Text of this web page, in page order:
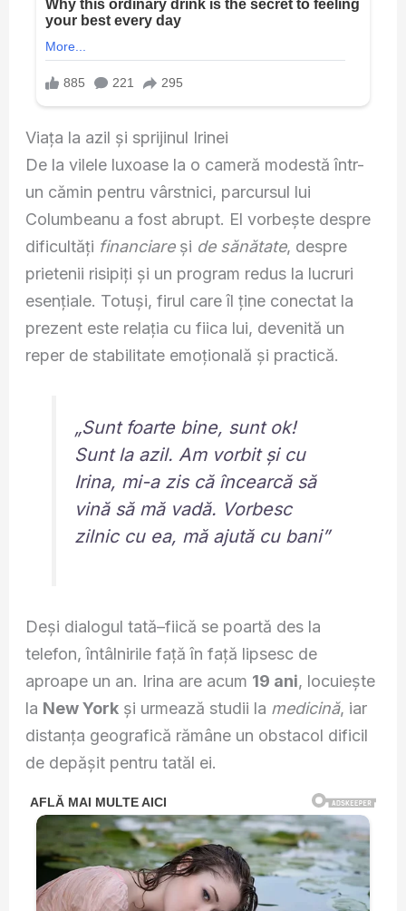
Viața la azil și sprijinul Irinei
De la vilele luxoase la o cameră modestă într-
un cămin pentru vârstnici, parcursul lui
Columbeanu a fost abrupt. El vorbește despre
dificultăți financiareși de sănătate, despre
prietenii risipiți și un program redus la lucruri
esențiale. Totuși, firul care îl ține conectat la
prezent este relația cu fiica lui, devenită un
reper de stabilitate emoțională și practică.
„Sunt foarte bine, sunt ok!
Sunt la azil. Am vorbit și cu
Irina, mi-a zis că încearcă să
vină să mă vadă. Vorbesc
zilnic cu ea, mă ajută cu bani”
Deși dialogul tată–fiică se poartă des la
telefon, întâlnirile față în față lipsesc de
aproape un an. Irina are acum 19 ani, locuiește
la New Yorkși urmează studii la medicină, iar
distanța geografică rămâne un obstacol dificil
de depășit pentru tatăl ei.